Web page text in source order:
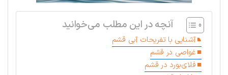
آنچه در این مطلب می‌خوانید
آشنایی با تفریحات آبی قشم
غواصی در قشم
فلای‌بورد در قشم